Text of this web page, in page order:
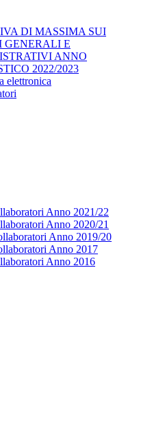
DI MASSIMA SUI
GENERALI E
ANNO
2022/2023
elettronica
Anno 2021/22
Anno 2020/21
Anno 2019/20
Anno 2017
Anno 2016